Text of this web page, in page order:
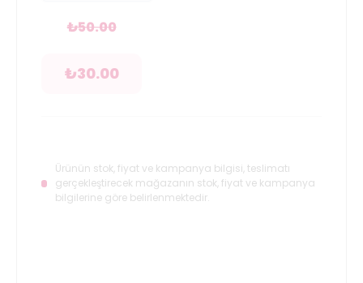
₺50.00
₺30.00
Ürünün stok, fiyat ve kampanya bilgisi, teslimatı
gerçekleştirecek mağazanın stok, fiyat ve kampanya
bilgilerine göre belirlenmektedir.